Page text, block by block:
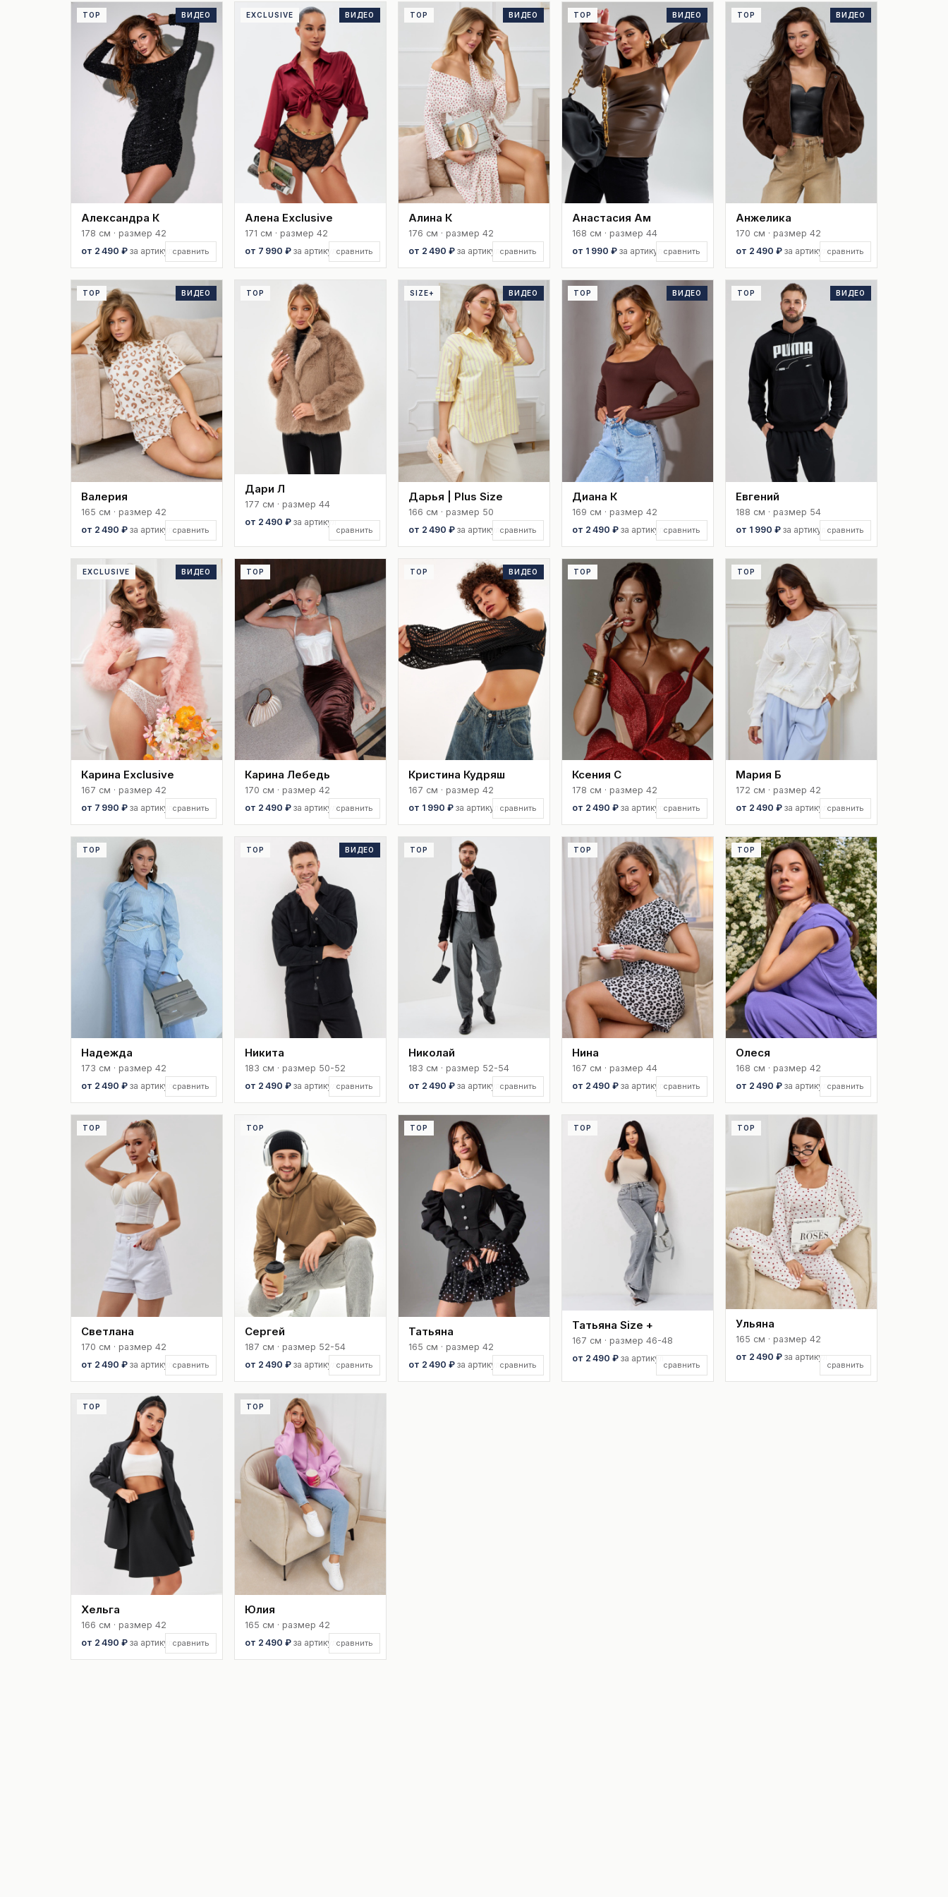
сравнить
TOP ВИДЕО
Александра К
178 см · размер 42
от 2 490 ₽ за артикул сравнить
EXCLUSIVE ВИДЕО
Алена Exclusive
171 см · размер 42
от 7 990 ₽ за артикул сравнить
TOP ВИДЕО
Алина К
176 см · размер 42
от 2 490 ₽ за артикул сравнить
TOP ВИДЕО
Анастасия Ам
168 см · размер 44
от 1 990 ₽ за артикул сравнить
TOP ВИДЕО
Анжелика
170 см · размер 42
от 2 490 ₽ за артикул
сравнить
TOP ВИДЕО
Валерия
165 см · размер 42
от 2 490 ₽ за артикул сравнить
TOP
Дари Л
177 см · размер 44
от 2 490 ₽ за артикул
сравнить
SIZE+ ВИДЕО
Дарья | Plus Size
166 см · размер 50
от 2 490 ₽ за артикул сравнить
TOP ВИДЕО
Диана К
169 см · размер 42
от 2 490 ₽ за артикул сравнить
TOP ВИДЕО
Евгений
188 см · размер 54
от 1 990 ₽ за артикул
сравнить
EXCLUSIVE ВИДЕО
Карина Exclusive
167 см · размер 42
от 7 990 ₽ за артикул сравнить
TOP
Карина Лебедь
170 см · размер 42
от 2 490 ₽ за артикул сравнить
TOP ВИДЕО
Кристина Кудряш
167 см · размер 42
от 1 990 ₽ за артикул сравнить
TOP
Ксения С
178 см · размер 42
от 2 490 ₽ за артикул сравнить
TOP
Мария Б
172 см · размер 42
от 2 490 ₽ за артикул
сравнить
TOP
Надежда
173 см · размер 42
от 2 490 ₽ за артикул сравнить
TOP ВИДЕО
Никита
183 см · размер 50-52
от 2 490 ₽ за артикул сравнить
TOP
Николай
183 см · размер 52-54
от 2 490 ₽ за артикул сравнить
TOP
Нина
167 см · размер 44
от 2 490 ₽ за артикул сравнить
TOP
Олеся
168 см · размер 42
от 2 490 ₽ за артикул
сравнить
TOP
Светлана
170 см · размер 42
от 2 490 ₽ за артикул сравнить
TOP
Сергей
187 см · размер 52-54
от 2 490 ₽ за артикул сравнить
TOP
Татьяна
165 см · размер 42
от 2 490 ₽ за артикул сравнить
TOP
Татьяна Size +
167 см · размер 46-48
от 2 490 ₽ за артикул
сравнить
TOP
Ульяна
165 см · размер 42
от 2 490 ₽ за артикул
сравнить
TOP
Хельга
166 см · размер 42
от 2 490 ₽ за артикул сравнить
TOP
Юлия
165 см · размер 42
от 2 490 ₽ за артикул